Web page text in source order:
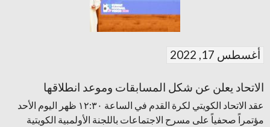
أغسطس 17, 2022
الاتحاد يعلن عن شكل المسابقات وموعد انطلاقها
عقد الاتحاد الكويتي لكرة القدم في الساعة ١٢:٣٠ ظهر اليوم الأحد
مؤتمراً صحفياً على مسرح الاجتماعات باللجنة الأولمبية الكويتية